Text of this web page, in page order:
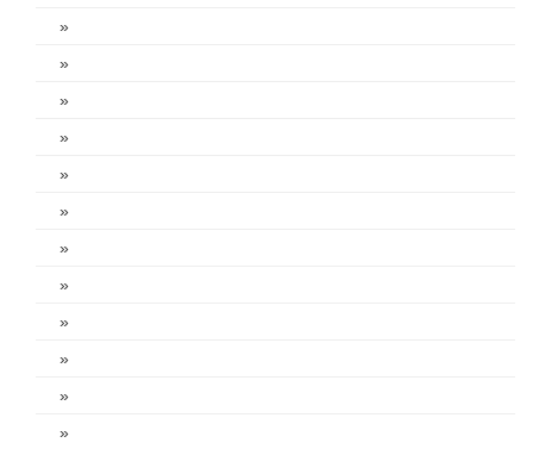
»
»
»
»
»
»
»
»
»
»
»
»